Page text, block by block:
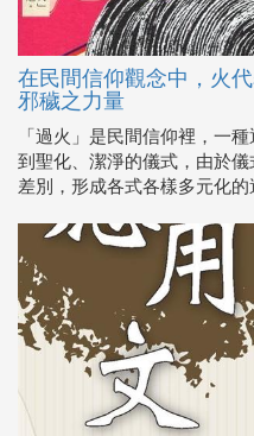
在民間信仰觀念中，火
邪穢之力量
「過火」是民間信仰裡，一
到聖化、潔淨的儀式，由於
差別，形成各式各樣多元化的